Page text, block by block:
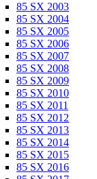
85 SX 2003
85 SX 2004
85 SX 2005
85 SX 2006
85 SX 2007
85 SX 2008
85 SX 2009
85 SX 2010
85 SX 2011
85 SX 2012
85 SX 2013
85 SX 2014
85 SX 2015
85 SX 2016